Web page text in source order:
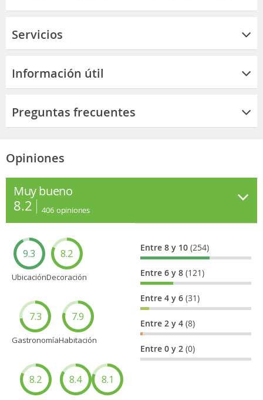
Servicios
Información útil
Preguntas frecuentes
Opiniones
Muy bueno
8.2 406 opiniones
9.3
Ubicación
8.2
Decoración
7.3
Gastronomía
7.9
Habitación
8.2 8.4 8.1
Entre 8 y 10(254)
Entre 6 y 8(121)
Entre 4 y 6(31)
Entre 2 y 4(8)
Entre 0 y 2(0)